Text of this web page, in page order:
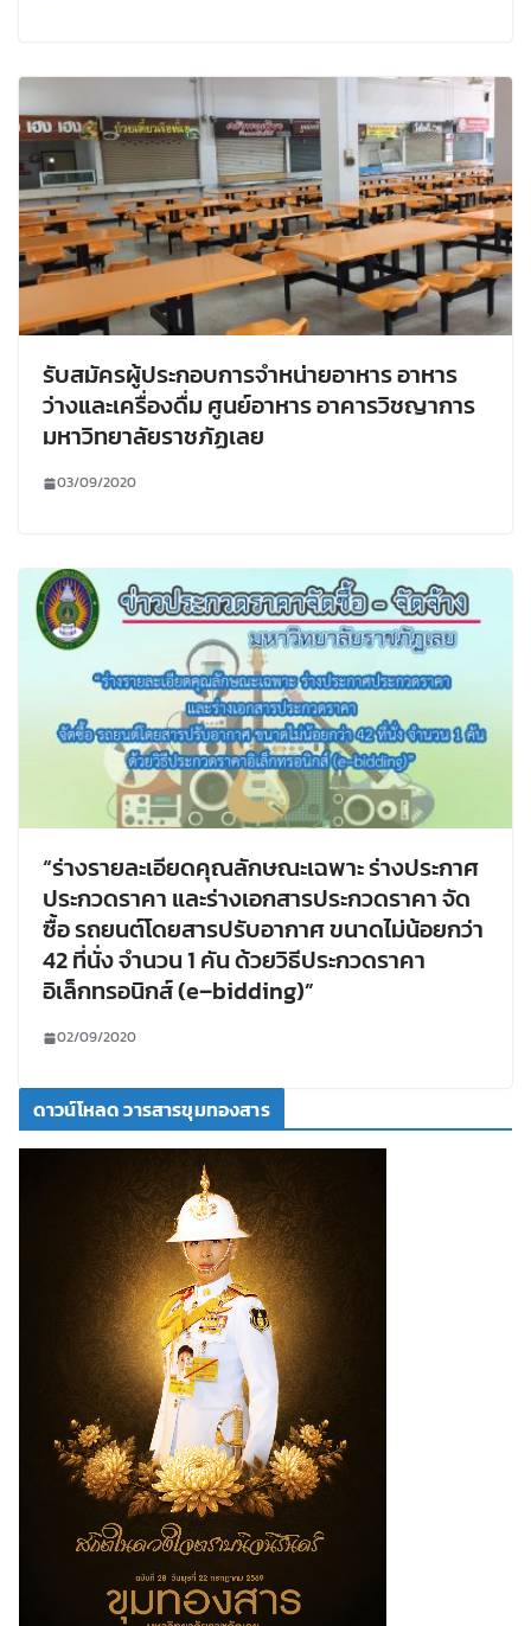
รับสมัครผู้ประกอบการจำหน่ายอาหาร อาหาร
ว่างและเครื่องดื่ม ศูนย์อาหาร อาคารวิชญาการ
มหาวิทยาลัยราชภัฏเลย
03/09/2020
“ร่างรายละเอียดคุณลักษณะเฉพาะ ร่างประกาศ
ประกวดราคา และร่างเอกสารประกวดราคา จัด
ซื้อ รถยนต์โดยสารปรับอากาศ ขนาดไม่น้อยกว่า
42 ที่นั่ง จำนวน 1 คัน ด้วยวิธีประกวดราคา
อิเล็กทรอนิกส์ (e–bidding)”
02/09/2020
ดาวน์โหลด วารสารขุมทองสาร